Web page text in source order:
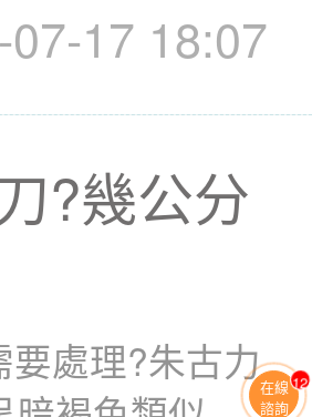
17 18:07
?幾公分
處理?朱古力在線
諮詢
13